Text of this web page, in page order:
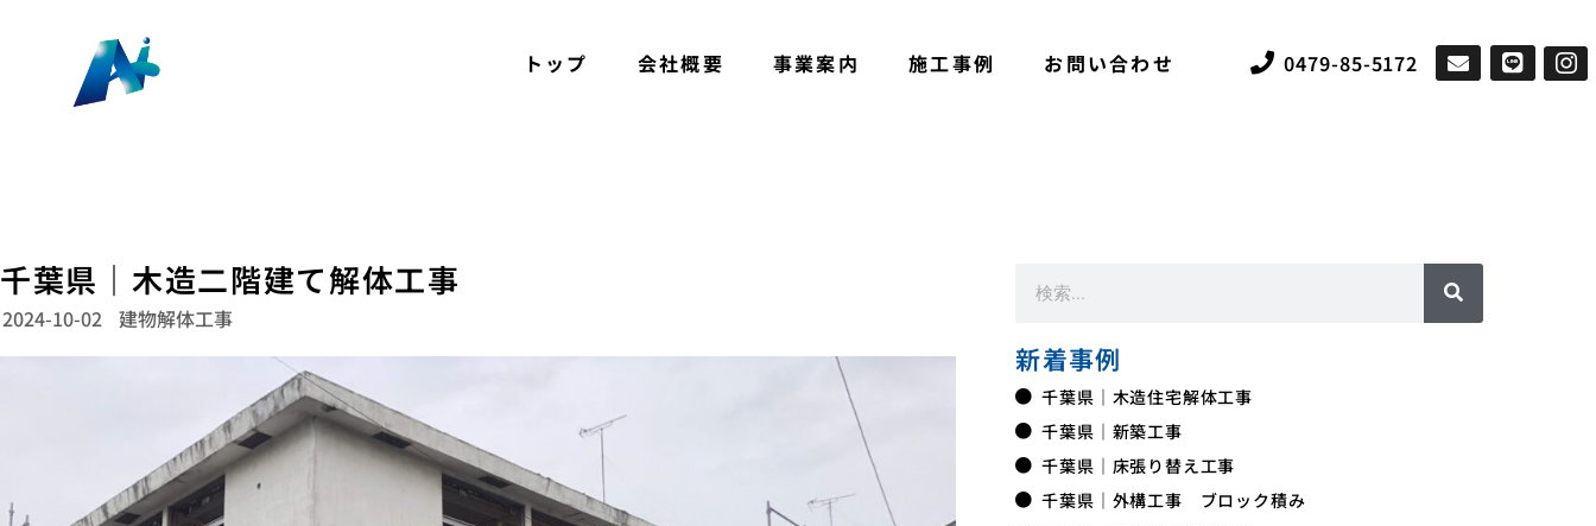
トップ 会社概要 事業案内 施工事例 お問い合わせ 0479-85-5172
千葉県｜木造二階建て解体工事
2024-10-02 建物解体工事
新着事例
千葉県｜木造住宅解体工事
千葉県｜新築工事
千葉県｜床張り替え工事
千葉県｜外構工事 ブロック積み